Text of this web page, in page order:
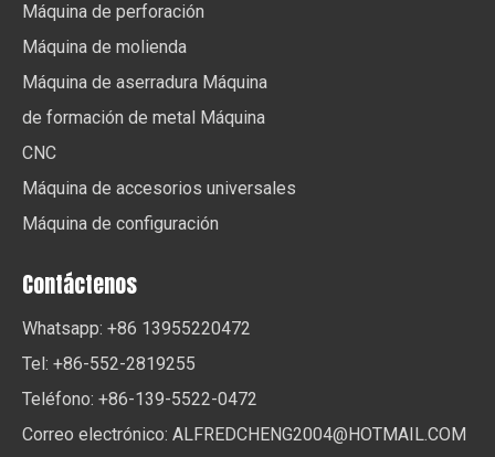
Máquina de perforación
Máquina de molienda
Máquina de aserradura Máquina
de formación de metal Máquina
CNC
Máquina de accesorios universales
Máquina de configuración
Contáctenos
Whatsapp: +86 13955220472
Tel: +86-552-2819255
Teléfono: +86-139-5522-0472
Correo electrónico: ALFREDCHENG2004@HOTMAIL.COM